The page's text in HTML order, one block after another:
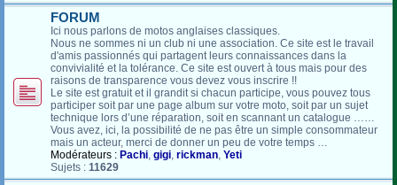
FORUM
Ici nous parlons de motos anglaises classiques.
Nous ne sommes ni un club ni une association. Ce site est le travail
d'amis passionnés qui partagent leurs connaissances dans la
convivialité et la tolérance. Ce site est ouvert à tous mais pour des
raisons de transparence vous devez vous inscrire !!
Le site est gratuit et il grandit si chacun participe, vous pouvez tous
participer soit par une page album sur votre moto, soit par un sujet
technique lors d’une réparation, soit en scannant un catalogue ……
Vous avez, ici, la possibilité de ne pas être un simple consommateur
mais un acteur, merci de donner un peu de votre temps …
Modérateurs : Pachi, gigi, rickman, Yeti
Sujets : 11629